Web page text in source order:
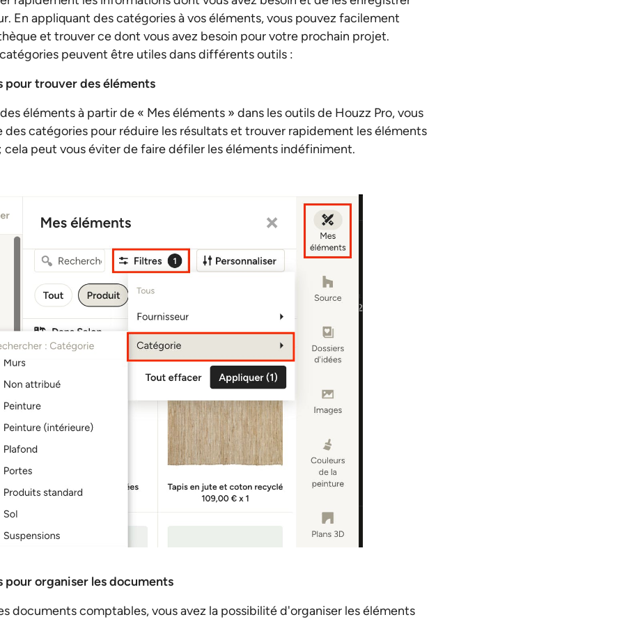
En appliquant des catégories à vos éléments, vous pouvez facilement
et trouver ce dont vous avez besoin pour votre prochain projet.
peuvent être utiles dans différents outils :
pour trouver des éléments
éléments à partir de « Mes éléments » dans les outils de Houzz Pro, vous
catégories pour réduire les résultats et trouver rapidement les éléments
cela peut vous éviter de faire défiler les éléments indéfiniment.
organiser les documents
documents comptables, vous avez la possibilité d'organiser les éléments